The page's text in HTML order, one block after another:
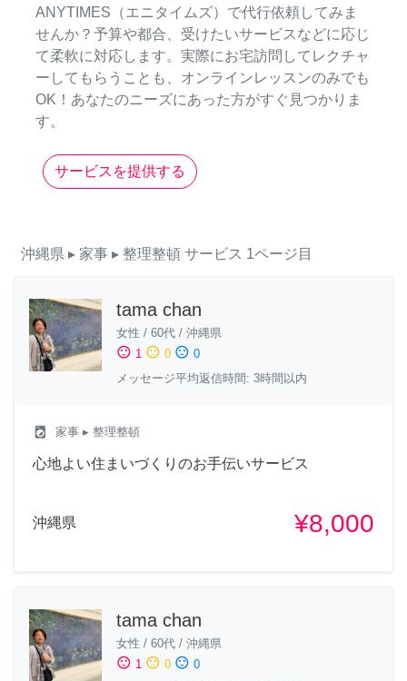
ANYTIMES（エニタイムズ）で代行依頼してみま
せんか？予算や都合、受けたいサービスなどに応じ
て柔軟に対応します。実際にお宅訪問してレクチャ
ーしてもらうことも、オンラインレッスンのみでも
OK！あなたのニーズにあった方がすぐ見つかりま
す。
サービスを提供する
沖縄県 ▸ 家事 ▸ 整理整頓 サービス 1ページ目
tama chan
女性 / 60代 / 沖縄県
sentiment_satisfied 1 sentiment_neutral 0 sentiment_dissatisfied 0
メッセージ平均返信時間: 3時間以内
local_laundry_service 家事 ▸ 整理整頓
心地よい住まいづくりのお手伝いサービス
沖縄県 ¥8,000
tama chan
女性 / 60代 / 沖縄県
sentiment_satisfied 1 sentiment_neutral 0 sentiment_dissatisfied 0